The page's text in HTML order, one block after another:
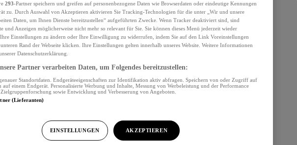
293-Partner speichern und greifen auf personenbezogene Daten wie Browserdaten oder eindeutige Kennungen
zu. Durch Auswahl von Akzeptieren aktivieren Sie Tracking-Technologien für die unter „Wir und unsere
Daten, um Ihnen Dienste bereitzustellen“ aufgeführten Zwecke. Wenn Tracker deaktiviert sind, sind
und Anzeigen möglicherweise nicht mehr so relevant für Sie. Sie können dieses Menü jederzeit wieder
Einstellungen zu ändern oder Ihre Einwilligung zu widerrufen, indem Sie auf den Link Voreinstellungen
Rand der Webseite klicken. Ihre Einstellungen gelten innerhalb unseres Website. Weitere Informationen
Datenschutzerklärung.
Partner verarbeiten Daten, um Folgendes bereitzustellen:
Standortdaten. Endgeräteeigenschaften zur Identifikation aktiv abfragen. Speichern von oder Zugriff auf
einem Endgerät. Personalisierte Werbung und Inhalte, Messung von Werbeleistung und der Performance
sowie Entwicklung und Verbesserung von Angeboten.
(Lieferanten)
EINSTELLUNGEN AKZEPTIEREN